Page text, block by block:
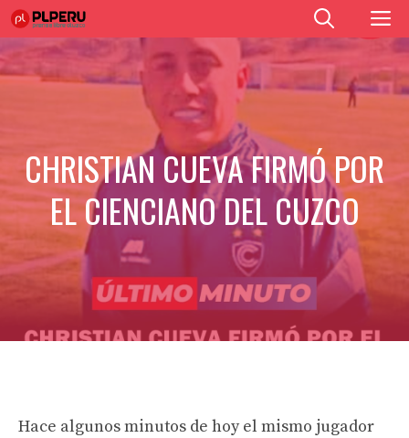
Saltar
al
contenido
CHRISTIAN CUEVA FIRMÓ POR
EL CIENCIANO DEL CUZCO
Hace algunos minutos de hoy el mismo jugador